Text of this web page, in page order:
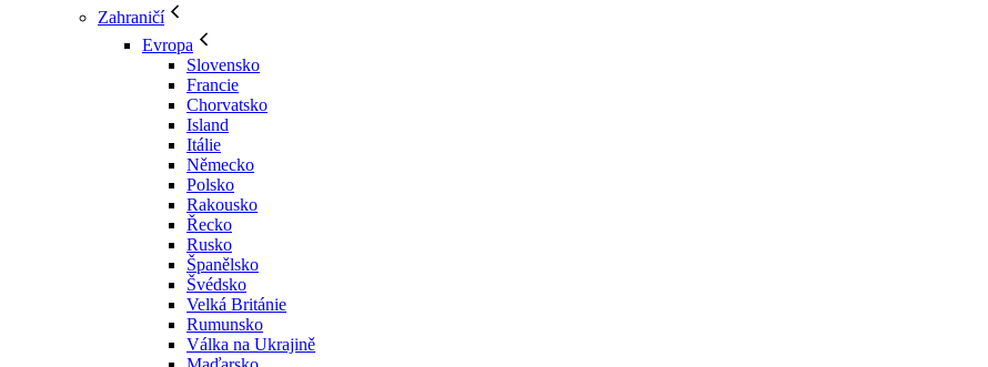
Zahraničí
Evropa
Slovensko
Francie
Chorvatsko
Island
Itálie
Německo
Polsko
Rakousko
Řecko
Rusko
Španělsko
Švédsko
Velká Británie
Rumunsko
Válka na Ukrajině